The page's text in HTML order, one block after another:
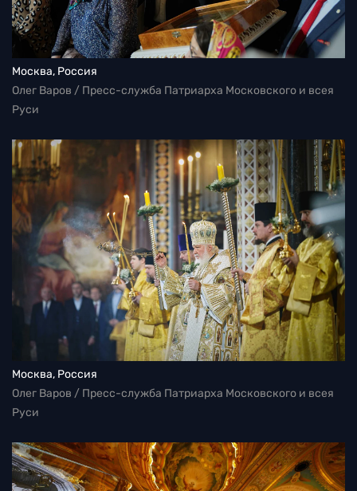
Москва, Россия
Олег Варов / Пресс-служба Патриарха Московского и всея
Руси
Москва, Россия
Олег Варов / Пресс-служба Патриарха Московского и всея
Руси